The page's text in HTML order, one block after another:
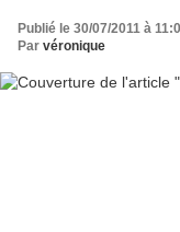
Publié le 30/07/2011 à
Par véronique